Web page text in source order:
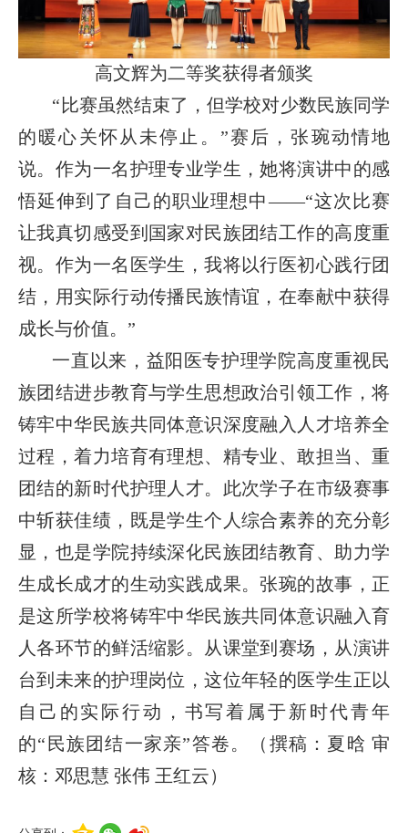
高文辉为二等奖获得者颁奖
“比赛虽然结束了，但学校对少数民族同学
的暖心关怀从未停止。”赛后，张琬动情地
说。作为一名护理专业学生，她将演讲中的感
悟延伸到了自己的职业理想中——“这次比赛
让我真切感受到国家对民族团结工作的高度重
视。作为一名医学生，我将以行医初心践行团
结，用实际行动传播民族情谊，在奉献中获得
成长与价值。”
一直以来，益阳医专护理学院高度重视民
族团结进步教育与学生思想政治引领工作，将
铸牢中华民族共同体意识深度融入人才培养全
过程，着力培育有理想、精专业、敢担当、重
团结的新时代护理人才。此次学子在市级赛事
中斩获佳绩，既是学生个人综合素养的充分彰
显，也是学院持续深化民族团结教育、助力学
生成长成才的生动实践成果。张琬的故事，正
是这所学校将铸牢中华民族共同体意识融入育
人各环节的鲜活缩影。从课堂到赛场，从演讲
台到未来的护理岗位，这位年轻的医学生正以
自己的实际行动，书写着属于新时代青年
的“民族团结一家亲”答卷。（撰稿：夏晗 审
核：邓思慧 张伟 王红云）